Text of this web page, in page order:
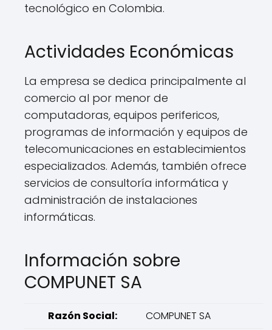
tecnológico en Colombia.
Actividades Económicas
La empresa se dedica principalmente al
comercio al por menor de
computadoras, equipos perifericos,
programas de información y equipos de
telecomunicaciones en establecimientos
especializados. Además, también ofrece
servicios de consultoría informática y
administración de instalaciones
informáticas.
Información sobre
COMPUNET SA
Razón Social:
COMPUNET SA